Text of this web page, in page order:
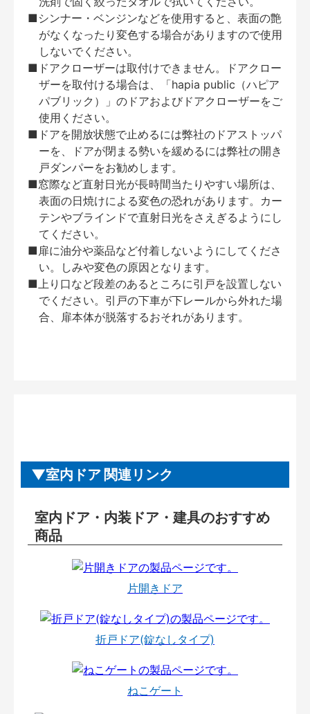
■シンナー・ベンジンなどを使用すると、表面の艶
がなくなったり変色する場合がありますので使用
しないでください。
■ドアクローザーは取付けできません。ドアクロー
ザーを取付ける場合は、「hapia public（ハピア
パブリック）」のドアおよびドアクローザーをご
使用ください。
■ドアを開放状態で止めるには弊社のドアストッパ
ーを、ドアが閉まる勢いを緩めるには弊社の開き
戸ダンパーをお勧めします。
■窓際など直射日光が長時間当たりやすい場所は、
表面の日焼けによる変色の恐れがあります。カー
テンやブラインドで直射日光をさえぎるようにし
てください。
■扉に油分や薬品など付着しないようにしてくださ
い。しみや変色の原因となります。
■上り口など段差のあるところに引戸を設置しない
でください。引戸の下車が下レールから外れた場
合、扉本体が脱落するおそれがあります。
室内ドア 関連リンク
室内ドア・内装ドア・建具のおすすめ
商品
片開きドア
折戸ドア(錠なしタイプ)
ねこゲート